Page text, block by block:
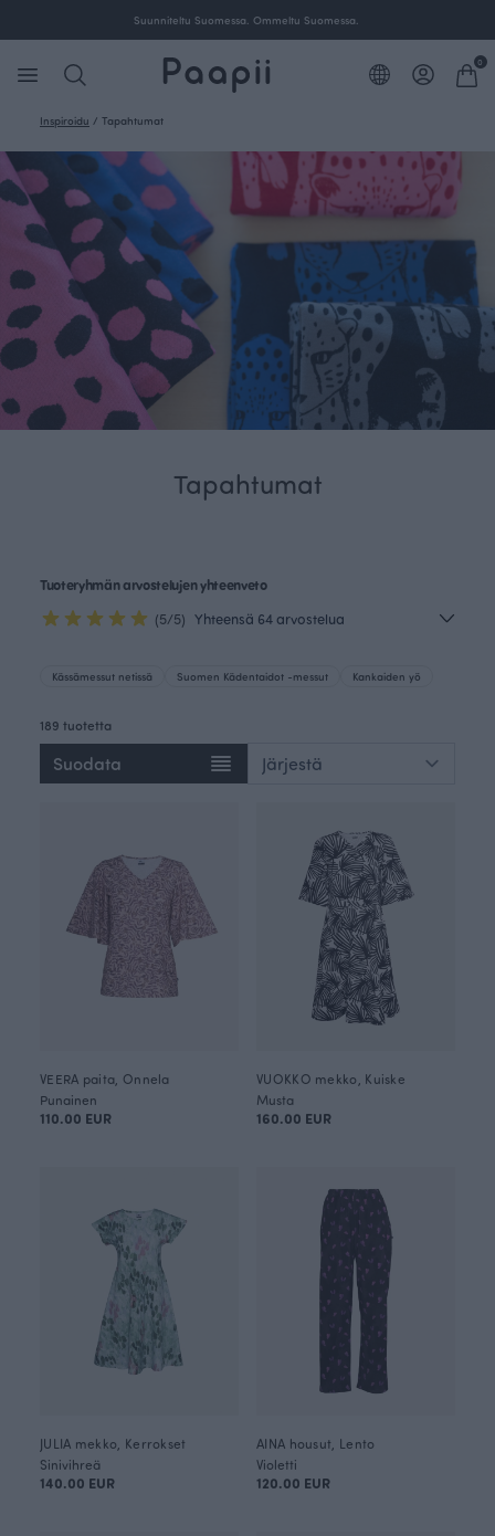
Ilmainen toimitus yli 100 € tilauksille Suomessa.
0
Inspiroidu / Tapahtumat
Tapahtumat
Tuoteryhmän arvostelujen yhteenveto
(5/5) Yhteensä 64 arvostelua
Kässämessut netissä Suomen Kädentaidot -messut Kankaiden yö
189 tuotetta
Suodata
VEERA paita, Onnela
Punainen
110.00 EUR
VUOKKO mekko, Kuiske
Musta
160.00 EUR
JULIA mekko, Kerrokset
Sinivihreä
140.00 EUR
AINA housut, Lento
Violetti
120.00 EUR